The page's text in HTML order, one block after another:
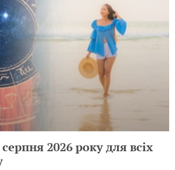
2026 року для всіх